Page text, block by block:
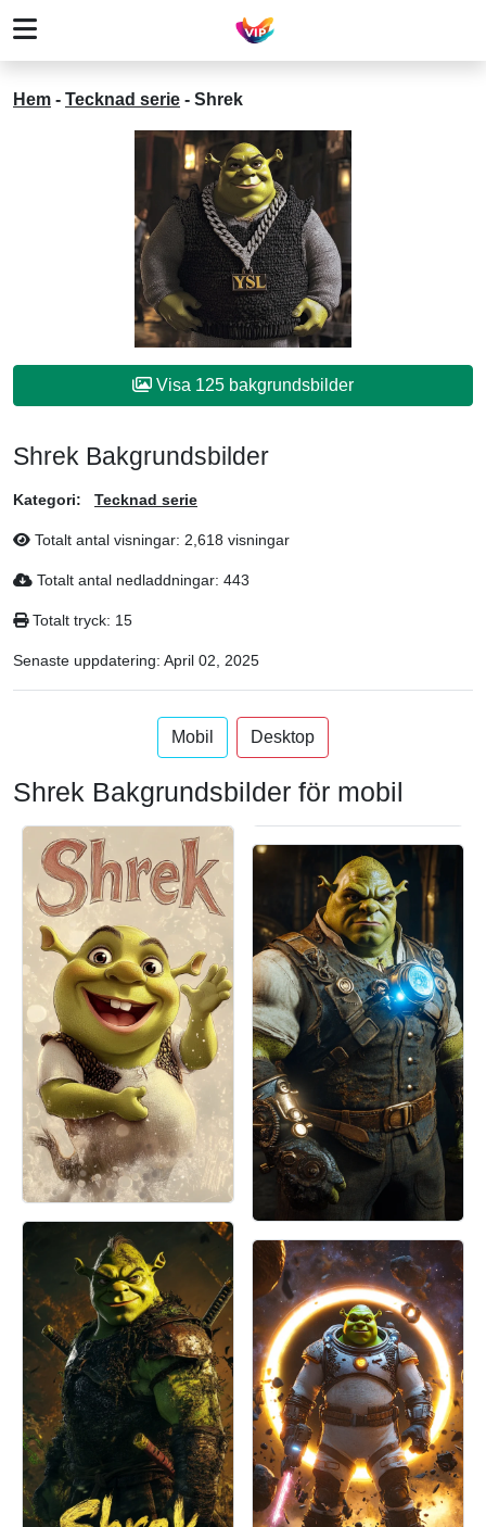
Hem - Tecknad serie - Shrek
Visa 125 bakgrundsbilder
Shrek Bakgrundsbilder
Kategori: Tecknad serie
Totalt antal visningar: 2,618 visningar
Totalt antal nedladdningar: 443
Totalt tryck: 15
Senaste uppdatering: April 02, 2025
Mobil Desktop
Shrek Bakgrundsbilder för mobil